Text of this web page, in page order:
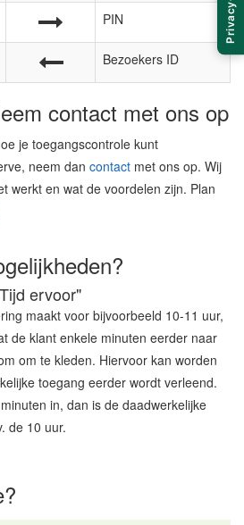
PIN
Bezoekers ID
contact met ons op
je toegangscontrole kunt
neem dan contact met ons op. Wij
werkt en wat de voordelen zijn. Plan
ervoor"
maakt voor bijvoorbeeld 10-11 uur,
de klant enkele minuten eerder naar
om te kleden. Hiervoor kan worden
toegang eerder wordt verleend.
in, dan is de daadwerkelijke
de 10 uur.
Privacy